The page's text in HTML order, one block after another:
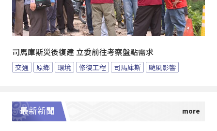
司馬庫斯災後復建 立委前往考察盤點需求
交通 原鄉 環境 修復工程 司馬庫斯 颱風影響
最新新聞